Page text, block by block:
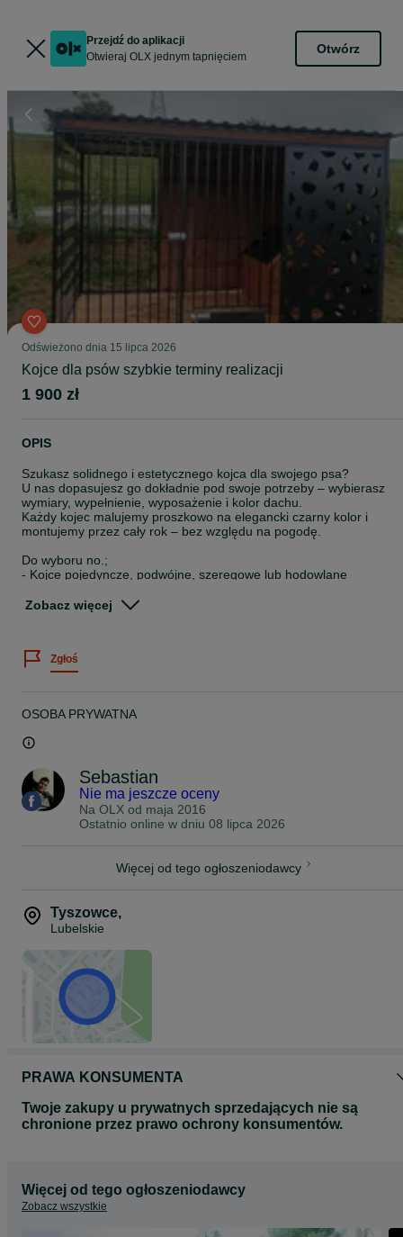
Przejdź do aplikacji
Otwieraj OLX jednym tapnięciem
Otwórz
Odświeżono dnia 15 lipca 2026
Kojce dla psów szybkie terminy realizacji
1 900 zł
OPIS
Szukasz solidnego i estetycznego kojca dla swojego psa?
U nas dopasujesz go dokładnie pod swoje potrzeby – wybierasz
wymiary, wypełnienie, wyposażenie i kolor dachu.
Każdy kojec malujemy proszkowo na elegancki czarny kolor i
montujemy przez cały rok – bez względu na pogodę.
Do wyboru no.;
- Kojce pojedyncze, podwójne, szeregowe lub hodowlane
• Wypełnienie z rury, profilu kwadratowego lub panelu drut 4 mm
Twój pies będzie miał swoje bezpieczne miejsce, a Ty spokój i
pewność, że jest w dobrych warunkach.
Zobacz więcej
Zgłoś
OSOBA PRYWATNA
Sebastian
Nie ma jeszcze oceny
Na OLX od maja 2016
Ostatnio online w dniu 08 lipca 2026
Więcej od tego ogłoszeniodawcy
Tyszowce,
Lubelskie
PRAWA KONSUMENTA
Twoje zakupy u prywatnych sprzedających nie są
chronione przez prawo ochrony konsumentów.
Więcej od tego ogłoszeniodawcy
Zobacz wszystkie